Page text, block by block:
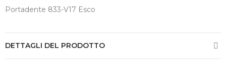
Portadente 833-V17 Esco
DETTAGLI DEL PRODOTTO